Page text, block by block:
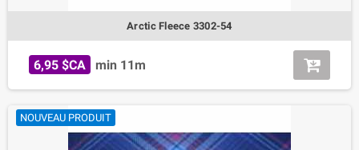
Arctic Fleece 3302-54
6,95 $CA min 11m
NOUVEAU PRODUIT